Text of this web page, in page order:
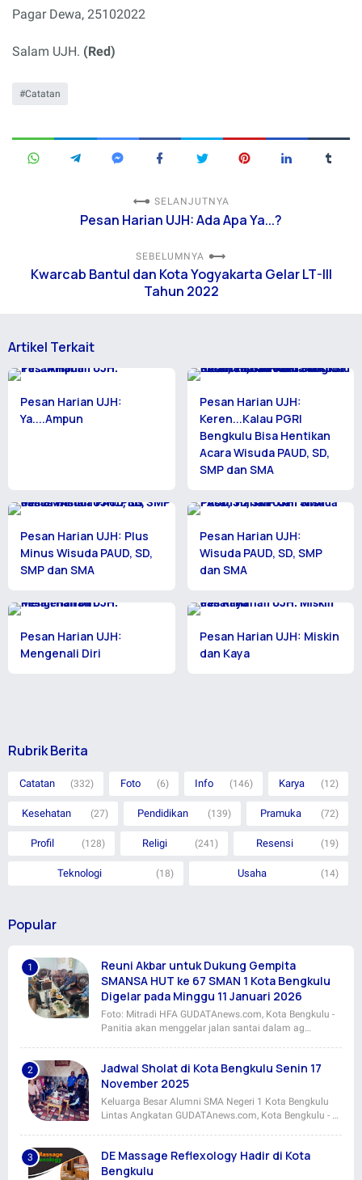
Pagar Dewa, 25102022
Salam UJH. (Red)
Catatan
SELANJUTNYA
Pesan Harian UJH: Ada Apa Ya...?
SEBELUMNYA
Kwarcab Bantul dan Kota Yogyakarta Gelar LT-III
Tahun 2022
Artikel Terkait
Pesan Harian UJH:
Ya....Ampun
Pesan Harian UJH:
Keren...Kalau PGRI
Bengkulu Bisa Hentikan
Acara Wisuda PAUD, SD,
SMP dan SMA
Pesan Harian UJH: Plus
Minus Wisuda PAUD, SD,
SMP dan SMA
Pesan Harian UJH:
Wisuda PAUD, SD, SMP
dan SMA
Pesan Harian UJH:
Mengenali Diri
Pesan Harian UJH: Miskin
dan Kaya
Rubrik Berita
Catatan (332) Foto (6) Info (146) Karya (12)
Kesehatan (27) Pendidikan (139) Pramuka (72)
Profil (128) Religi (241) Resensi (19)
Teknologi (18) Usaha (14)
Popular
Reuni Akbar untuk Dukung Gempita
SMANSA HUT ke 67 SMAN 1 Kota Bengkulu
Digelar pada Minggu 11 Januari 2026
Foto: Mitradi HFA GUDATAnews.com, Kota Bengkulu -
Panitia akan menggelar jalan santai dalam ag…
Jadwal Sholat di Kota Bengkulu Senin 17
November 2025
Keluarga Besar Alumni SMA Negeri 1 Kota Bengkulu
Lintas Angkatan GUDATAnews.com, Kota Bengkulu - …
DE Massage Reflexology Hadir di Kota
Bengkulu